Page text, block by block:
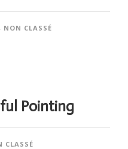
NON CLASSÉ
Pointing
CLASSÉ